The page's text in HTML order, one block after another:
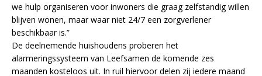
we hulp organiseren voor inwoners die graag zelfstandig willen
blijven wonen, maar waar niet 24/7 een zorgverlener
beschikbaar is.”
De deelnemende huishoudens proberen het
alarmeringssysteem van Leefsamen de komende zes
maanden kosteloos uit. In ruil hiervoor delen zij iedere maand